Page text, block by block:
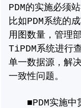
PDM的实施必须
比如PDM系统的
用图数量，管理
TiPDM系统进行
单一数据源，解
一致性问题。
■PDM实施中